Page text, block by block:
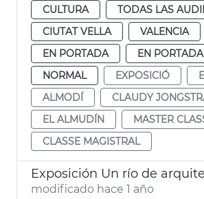
CULTURA
TODAS LAS
CIUTAT VELLA
VALENCIA
EN PORTADA
EN
NORMAL
EXPOSICIÓ
ALMODÍ
CLAUDY
EL ALMUDÍN
MASTER
CLASSE MAGISTRAL
modificado hace 1 año